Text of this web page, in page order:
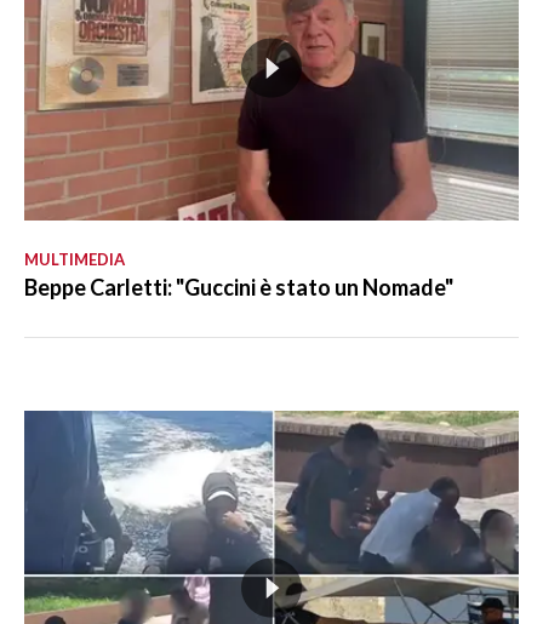
MULTIMEDIA
Beppe Carletti: "Guccini è stato un Nomade"